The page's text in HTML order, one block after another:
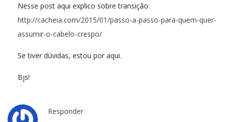
Nesse post aqui explico sobre transição:
http://cacheia.com/2015/01/passo-a-passo-para-quem-quer-
assumir-o-cabelo-crespo/
Se tiver dúvidas, estou por aqui.
Bjs!
Responder